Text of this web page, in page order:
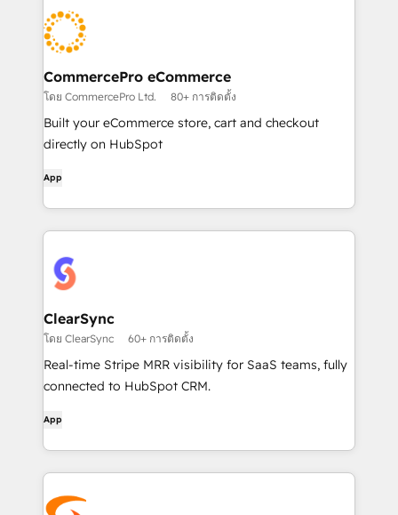
CommercePro eCommerce
โดย CommercePro Ltd. 80+ การติดตั้ง
Built your eCommerce store, cart and checkout
directly on HubSpot
App
ClearSync
โดย ClearSync 60+ การติดตั้ง
Real-time Stripe MRR visibility for SaaS teams, fully
connected to HubSpot CRM.
App